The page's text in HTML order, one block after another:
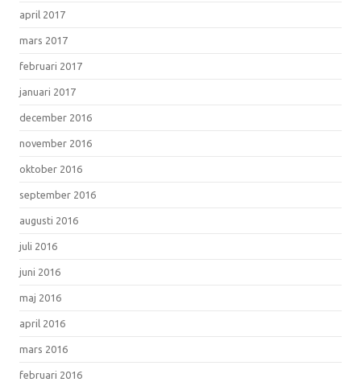
april 2017
mars 2017
februari 2017
januari 2017
december 2016
november 2016
oktober 2016
september 2016
augusti 2016
juli 2016
juni 2016
maj 2016
april 2016
mars 2016
februari 2016